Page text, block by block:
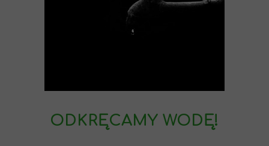
ODKRĘCAMY WODĘ!